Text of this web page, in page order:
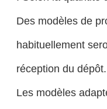
Des modèles de
habituellement
réception du dépôt.
Les modèles